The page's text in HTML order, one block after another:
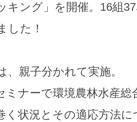
キング」を開催。16組
した！
、親子分かれて実施。
ミナーで環境農林水産
く状況とその適応方法